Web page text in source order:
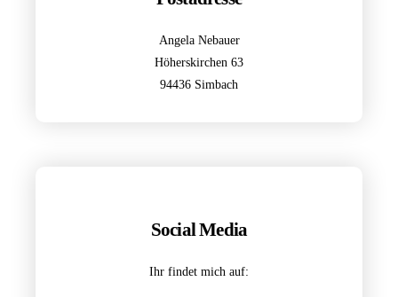
Angela Nebauer
Höherskirchen 63
94436 Simbach
Social Media
Ihr findet mich auf: